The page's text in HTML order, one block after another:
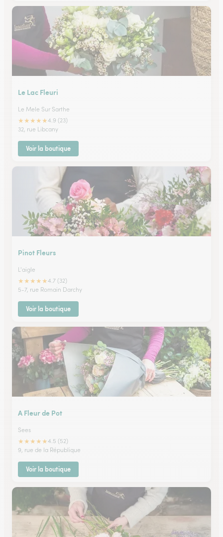
Le Lac Fleuri
Le Mele Sur Sarthe
★★★★★4.9 (23)
32, rue Libcany
Voir la boutique
Pinot Fleurs
L'aigle
★★★★★4.7 (32)
5-7, rue Romain Darchy
Voir la boutique
A Fleur de Pot
Sees
★★★★★4.5 (52)
9, rue de la République
Voir la boutique